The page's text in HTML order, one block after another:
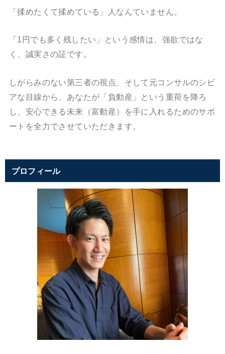
「揉めたくて揉めている」人なんていません。
「1円でも多く残したい」という感情は、強欲ではな
く、誠実さの証です。
しがらみのない第三者の視点、そして元コンサルのシビ
アな目線から、あなたが「負動産」という重荷を降ろ
し、安心できる未来（富動産）を手に入れるためのサポ
ートを全力でさせていただきます。
プロフィール